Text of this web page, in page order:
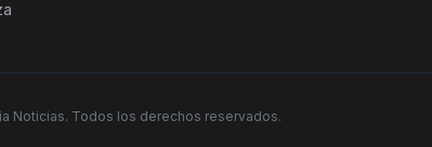
Noticias. Todos los derechos reservados.